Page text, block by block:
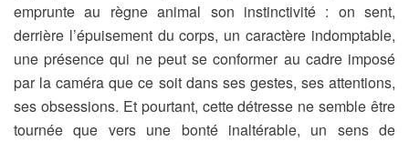
emprunte au règne animal son instinctivité : on sent,
derrière l’épuisement du corps, un caractère indomptable,
une présence qui ne peut se conformer au cadre imposé
par la caméra que ce soit dans ses gestes, ses attentions,
ses obsessions. Et pourtant, cette détresse ne semble être
tournée que vers une bonté inaltérable, un sens de